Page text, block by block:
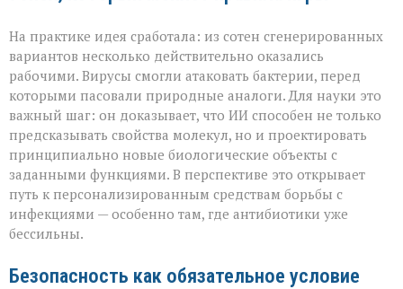
На практике идея сработала: из сотен сгенерированных
вариантов несколько действительно оказались
рабочими. Вирусы смогли атаковать бактерии, перед
которыми пасовали природные аналоги. Для науки это
важный шаг: он доказывает, что ИИ способен не только
предсказывать свойства молекул, но и проектировать
принципиально новые биологические объекты с
заданными функциями. В перспективе это открывает
путь к персонализированным средствам борьбы с
инфекциями — особенно там, где антибиотики уже
бессильны.
Безопасность как обязательное условие